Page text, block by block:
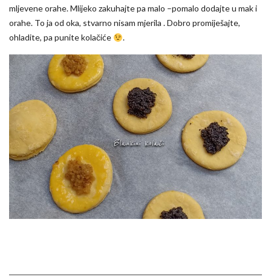
mljevene orahe. Mlijeko zakuhajte pa malo –pomalo dodajte u mak i
orahe. To ja od oka, stvarno nisam mjerila . Dobro promiješajte,
ohladite, pa punite kolačiće
.